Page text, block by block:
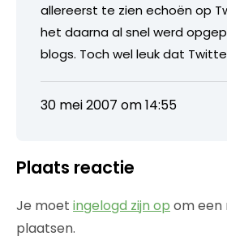
allereerst te zien echoën op
het daarna al snel werd
blogs. Toch wel leuk dat
30 mei 2007 om 14:55
Plaats reactie
Je moet ingelogd zijn op om een
plaatsen.